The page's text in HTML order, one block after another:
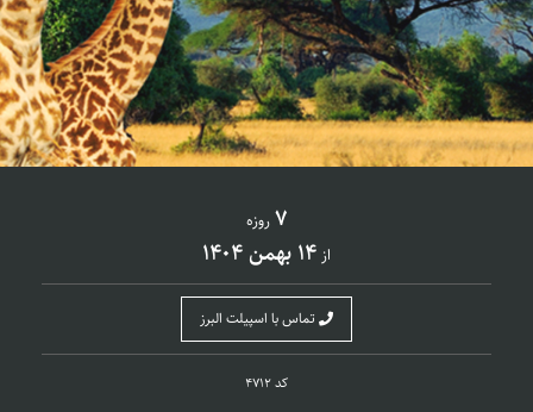
7 روزه
از 14 بهمن 1404
تماس با اسپیلت البرز
کد 4712